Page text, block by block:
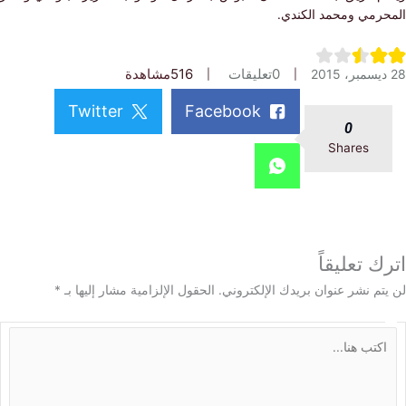
ومحمد الكندي.
0 تعليقات 516 مشاهدة
Shares
Facebook
Twitter
تعليقاً
نشر عنوان بريدك الإلكتروني. الحقول الإلزامية مشار إليها بـ*